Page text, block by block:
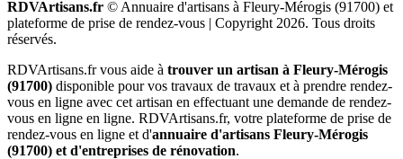
RDVArtisans.fr © Annuaire d'artisans à Fleury-Mérogis (91700) et
plateforme de prise de rendez-vous | Copyright 2026. Tous droits
réservés.
RDVArtisans.fr vous aide à trouver un artisan à Fleury-Mérogis
(91700) disponible pour vos travaux de travaux et à prendre rendez-
vous en ligne avec cet artisan en effectuant une demande de rendez-
vous en ligne en ligne. RDVArtisans.fr, votre plateforme de prise de
rendez-vous en ligne et d'annuaire d'artisans Fleury-Mérogis
(91700) et d'entreprises de rénovation.